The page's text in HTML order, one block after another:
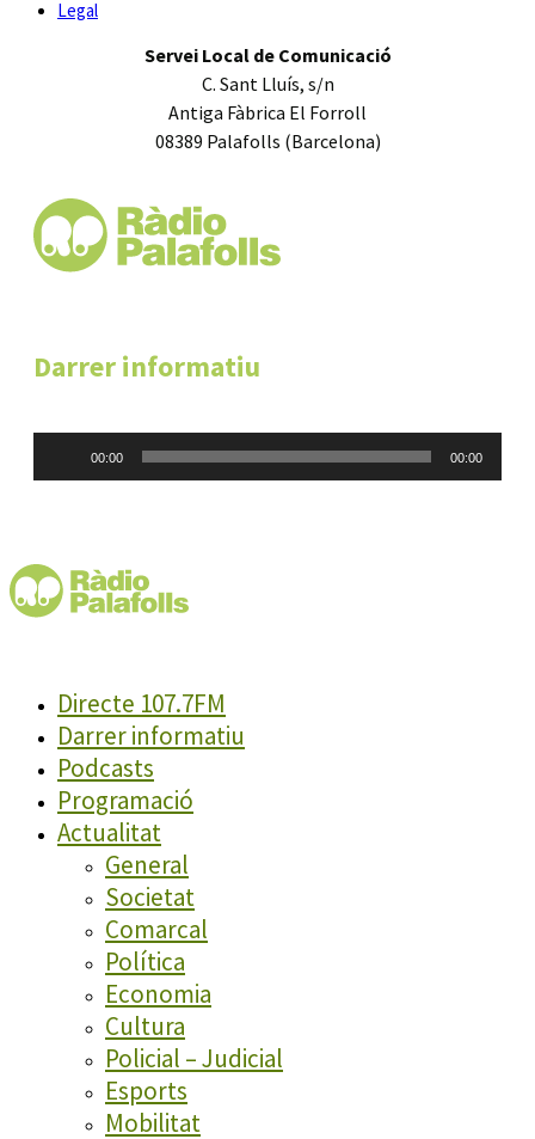
Legal
Servei Local de Comunicació
C. Sant Lluís, s/n
Antiga Fàbrica El Forroll
08389 Palafolls (Barcelona)
Darrer informatiu
00:00 00:00
Directe 107.7FM
Darrer informatiu
Podcasts
Programació
Actualitat
General
Societat
Comarcal
Política
Economia
Cultura
Policial – Judicial
Esports
Mobilitat